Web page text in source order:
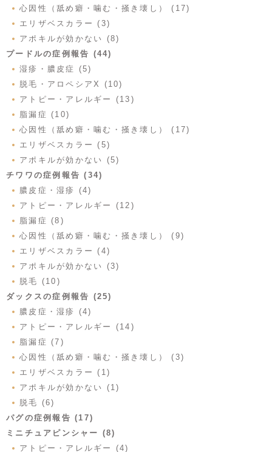
心因性（舐め癖・噛む・掻き壊し） (17)
エリザベスカラー (3)
アポキルが効かない (8)
プードルの症例報告 (44)
湿疹・膿皮症 (5)
脱毛・アロペシアX (10)
アトピー・アレルギー (13)
脂漏症 (10)
心因性（舐め癖・噛む・掻き壊し） (17)
エリザベスカラー (5)
アポキルが効かない (5)
チワワの症例報告 (34)
膿皮症・湿疹 (4)
アトピー・アレルギー (12)
脂漏症 (8)
心因性（舐め癖・噛む・掻き壊し） (9)
エリザベスカラー (4)
アポキルが効かない (3)
脱毛 (10)
ダックスの症例報告 (25)
膿皮症・湿疹 (4)
アトピー・アレルギー (14)
脂漏症 (7)
心因性（舐め癖・噛む・掻き壊し） (3)
エリザベスカラー (1)
アポキルが効かない (1)
脱毛 (6)
パグの症例報告 (17)
ミニチュアピンシャー (8)
アトピー・アレルギー (4)